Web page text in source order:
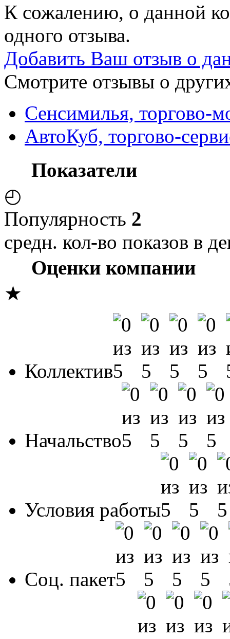
К сожалению, о данной
одного отзыва.
Добавить Ваш отзыв о
Смотрите отзывы о
Сенсимилья, торгово-
АвтоКуб, торгово-
Показатели
◴
Популярность 2
средн. кол-во показов в
Оценки компании
★
Коллектив
Начальство
Условия работы
Соц. пакет